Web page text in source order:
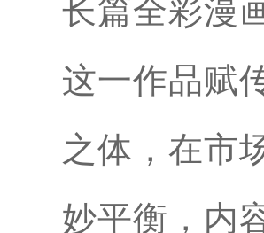
长篇全彩漫
这一作品赋
之体，在市
妙平衡，内